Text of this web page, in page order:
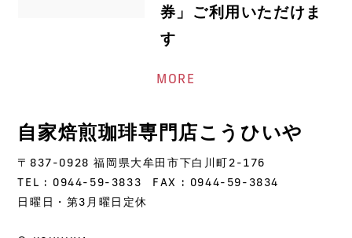
券」ご利用いただけま
す
MORE
自家焙煎珈琲専門店こうひいや
〒837-0928 福岡県大牟田市下白川町2-176
TEL : 0944-59-3833
FAX : 0944-59-3834
日曜日・第3月曜日定休